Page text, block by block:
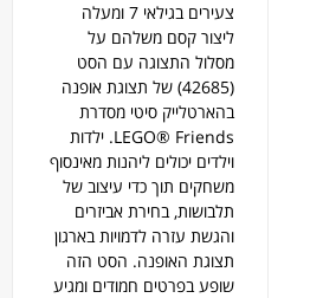
צעירים בגילאי 7 ומעלה
ליצור קסם משלהם על
מסלול התצוגה עם הסט
(42685) של תצוגת אופנה
בהארטלייק סיטי מסדרת
LEGO® Friends. ילדות
וילדים יכולים ליהנות מאינסוף
משחקים תוך כדי עיצוב של
תלבושות, בחירת אביזרים
והגשת עזרה לדמויות בארגון
תצוגת האופנה. הסט הזה
שופע בפרטים חמודים ומגיע